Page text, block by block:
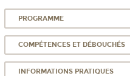
PROGRAMME
COMPÉTENCES ET DÉBOUCHÉS
INFORMATIONS PRATIQUES